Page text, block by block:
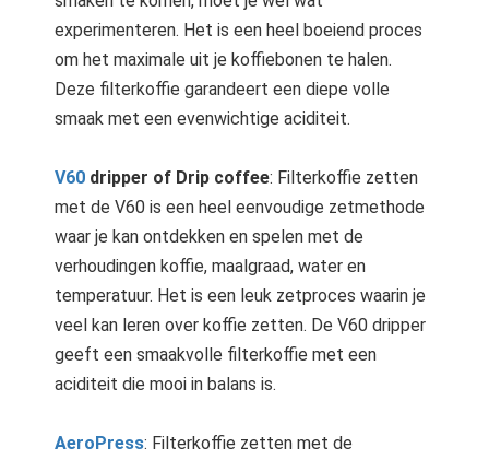
experimenteren. Het is een heel boeiend proces
om het maximale uit je koffiebonen te halen.
Deze filterkoffie garandeert een diepe volle
smaak met een evenwichtige aciditeit.
V60 dripper of Drip coffee: Filterkoffie zetten
met de V60 is een heel eenvoudige zetmethode
waar je kan ontdekken en spelen met de
verhoudingen koffie, maalgraad, water en
temperatuur. Het is een leuk zetproces waarin je
veel kan leren over koffie zetten. De V60 dripper
geeft een smaakvolle filterkoffie met een
aciditeit die mooi in balans is.
AeroPress: Filterkoffie zetten met de